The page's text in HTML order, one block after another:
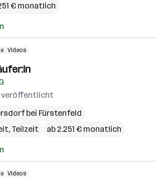
€ monatlich
Videos
veröffentlicht
bei Fürstenfeld
Teilzeit
ab 2.251 € monatlich
Videos